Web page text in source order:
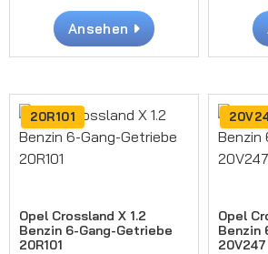
Ansehen
20R101
Opel Crossland X 1.2
Benzin 6-Gang-Getriebe
20R101
Opel
Benzin
20V247